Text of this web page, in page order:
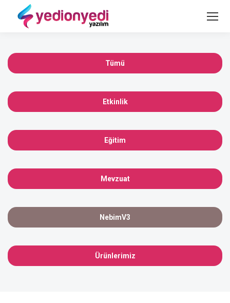
Tümü
Etkinlik
Eğitim
Mevzuat
NebimV3
Ürünlerimiz